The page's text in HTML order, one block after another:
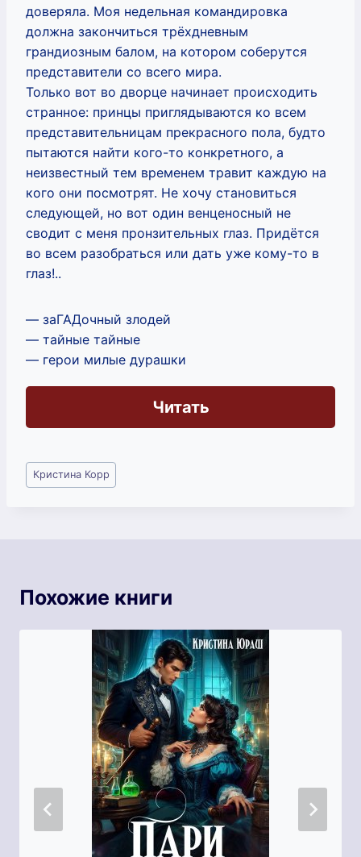
доверяла. Моя недельная командировка
должна закончиться трёхдневным
грандиозным балом, на котором соберутся
представители со всего мира.
Только вот во дворце начинает происходить
странное: принцы приглядываются ко всем
представительницам прекрасного пола, будто
пытаются найти кого-то конкретного, а
неизвестный тем временем травит каждую на
кого они посмотрят. Не хочу становиться
следующей, но вот один венценосный не
сводит с меня пронзительных глаз. Придётся
во всем разобраться или дать уже кому-то в
глаз!..
— заГАДочный злодей
— тайные тайные
— герои милые дурашки
Читать
Метки
записи:
Кристина Корр
Похожие книги